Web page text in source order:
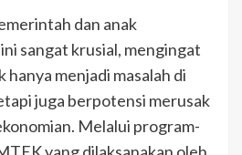
dan anak
sangat krusial, mengingat
hanya menjadi masalah di
juga berpotensi merusak
Melalui program-